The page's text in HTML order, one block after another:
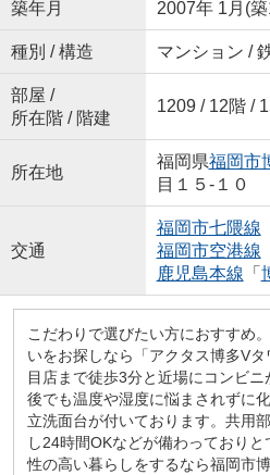
築年月 2007年 1月(
種別 / 構造 マンション /
部屋 /
所在階 / 階建
1209 / 12階 /
所在地
福岡県福岡市
目１５-１０
交通
福岡市七隈線
福岡市空港線
鹿児島本線 「
こだわりで選びたい方におすすめ
いをお探しなら「アクタス博多V
目店まで徒歩3分と近場にコンビ
後でも温度や湿度に悩まされずに
立洗面台が付いております。共用
し24時間OKなどが備わっており
性の高い暮らしをするなら福岡市